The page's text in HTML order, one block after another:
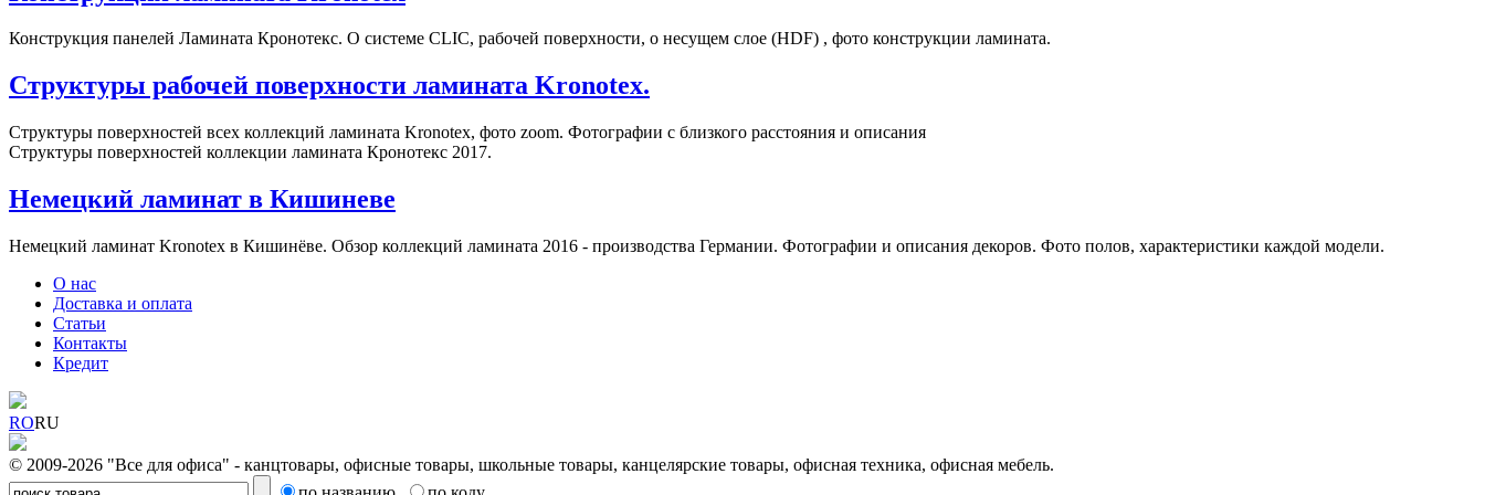
Конструкция панелей Ламината Кронотекс. О системе CLIC, рабочей поверхности, о несущем слое (HDF) , фото конструкции ламината.
Структуры рабочей поверхности ламината Kronotex.
Структуры поверхностей всех коллекций ламината Kronotex, фото zoom. Фотографии с близкого расстояния и описания
Структуры поверхностей коллекции ламината Кронотекс 2017.
Немецкий ламинат в Кишиневе
Немецкий ламинат Kronotex в Кишинёве. Обзор коллекций ламината 2016 - производства Германии. Фотографии и описания декоров. Фото полов, характеристики каждой модели.
О нас
Доставка и оплата
Статьи
Контакты
Кредит
RORU
© 2009-2026 "Все для офиса" - канцтовары, офисные товары, школьные товары, канцелярские товары, офисная техника, офисная мебель.